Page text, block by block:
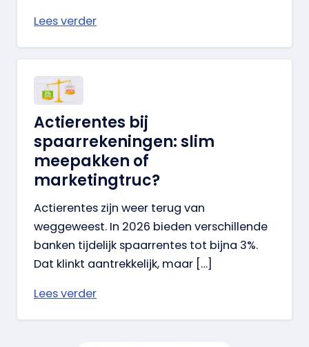
Lees verder
Actierentes bij
spaarrekeningen: slim
meepakken of
marketingtruc?
Actierentes zijn weer terug van
weggeweest. In 2026 bieden verschillende
banken tijdelijk spaarrentes tot bijna 3%.
Dat klinkt aantrekkelijk, maar […]
Lees verder